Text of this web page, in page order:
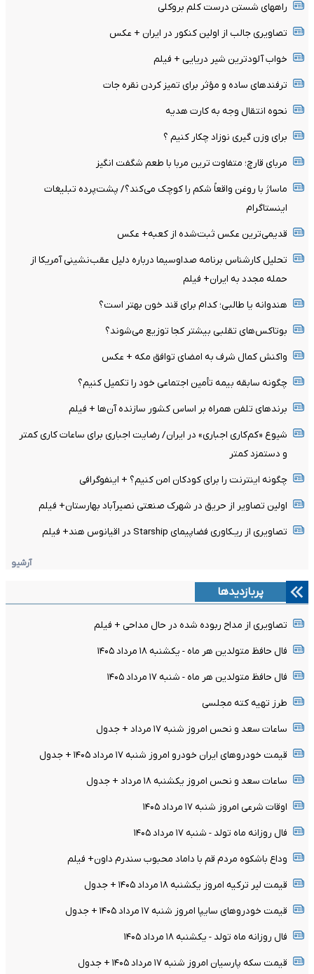
راههای شستن درست کلم بروکلی
تصاویری جالب از اولین کنکور در ایران + عکس
خواب آلودترین شیر دریایی + فیلم
ترفندهای ساده و مؤثر برای تمیز کردن نقره جات
نحوه انتقال وجه به کارت هدیه
برای وزن گیری نوزاد چکار کنیم ؟
مربای قارچ؛ متفاوت ترین مربا با طعم شگفت انگیز
ماساژ با روغن واقعاً شکم را کوچک می‌کند؟/ پشت‌پرده تبلیغات
اینستاگرام
قدیمی‌ترین عکس ثبت‌شده از کعبه+ عکس
تحلیل کارشناس برنامه صداوسیما درباره دلیل عقب‌نشینی آمریکا از
حمله مجدد به ایران+ فیلم
هندوانه یا طالبی؛ کدام‌ برای قند خون بهتر است؟
بوتاکس‌های تقلبی بیشتر کجا توزیع می‌شوند؟
واکنش کمال شرف به امضای توافق مکه + عکس
چگونه سابقه بیمه تأمین اجتماعی خود را تکمیل کنیم؟
برندهای تلفن همراه بر اساس کشور سازنده‌ آن‌ها + فیلم
شیوع «کم‌کاری اجباری» در ایران/ رضایت اجباری برای ساعات کاری کمتر
و دستمزد کمتر
چگونه اینترنت را برای کودکان امن کنیم؟ + اینفوگرافی
اولین تصاویر از حریق در شهرک صنعتی نصیرآباد بهارستان+ فیلم
تصاویری از ریـکاوری فضاپیمای Starship در اقیانوس هند+ فیلم
آرشیو
پربازدیدها
تصاویری از مداح ربوده شده در حال مداحی + فیلم
فال حافظ متولدین هر ماه - یکشنبه ۱۸ مرداد ۱۴۰۵
فال حافظ متولدین هر ماه - شنبه ۱۷ مرداد ۱۴۰۵
طرز تهیه کته مجلسی
ساعات سعد و نحس امروز شنبه ۱۷ مرداد + جدول
قیمت خودرو‌های ایران خودرو امروز شنبه ۱۷ مرداد ۱۴۰۵ + جدول
ساعات سعد و نحس امروز یکشنبه ۱۸ مرداد + جدول
اوقات شرعی امروز شنبه ۱۷ مرداد ۱۴۰۵
فال روزانه ماه تولد - شنبه ۱۷ مرداد ۱۴۰۵
وداع باشکوه مردم قم با داماد محبوب سندرم داون+ فیلم
قیمت لیر ترکیه امروز یکشنبه ۱۸ مرداد ۱۴۰۵ + جدول
قیمت خودرو‌های سایپا امروز شنبه ۱۷ مرداد ۱۴۰۵ + جدول
فال روزانه ماه تولد - یکشنبه ۱۸ مرداد ۱۴۰۵
قیمت سکه پارسیان امروز شنبه ۱۷ مرداد ۱۴۰۵ + جدول